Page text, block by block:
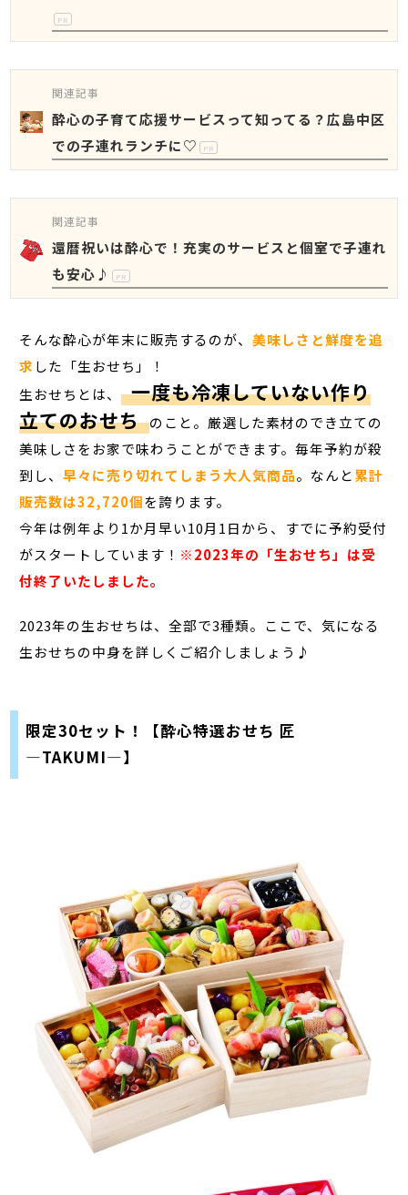
PR
関連記事
酔心の子育て応援サービスって知ってる？広島中区
での子連れランチに♡
PR
関連記事
還暦祝いは酔心で！充実のサービスと個室で子連れ
も安心♪
PR
そんな酔心が年末に販売するのが、美味しさと鮮度を追
求 した「生おせち」！
生おせちとは、 一度も冷凍していない作り
立てのおせち のこと。厳選した素材のでき立ての
美味しさをお家で味わうことができます。毎年予約が殺
到し、早々に売り切れてしまう大人気商品。なんと累計
販売数は32,720個を誇ります。
今年は例年より1か月早い10月1日から、すでに予約受付
がスタートしています！ ※2023年の「生おせち」は受
付終了いたしました。
2023年の生おせちは、全部で3種類。ここで、気になる
生おせちの中身を詳しくご紹介しましょう♪
限定30セット！【酔心特選おせち 匠
―TAKUMI―】